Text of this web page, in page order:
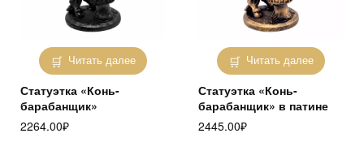
Читать далее
Статуэтка «Конь-
барабанщик»
2264.00₽
Читать далее
Статуэтка «Конь-
барабанщик» в патине
2445.00₽